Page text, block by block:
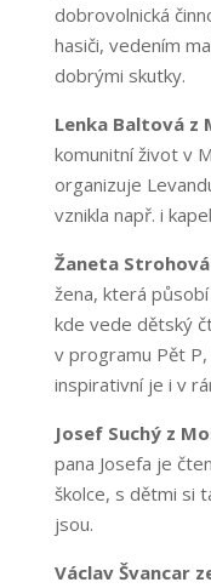
dobrovolnická
hasiči, vedením
dobrými skutky.
Lenka Baltová z
komunitní život v
organizuje
vznikla např. i
Žaneta
žena, která
kde vede dětský
v programu Pět
inspirativní je i v
Josef Suchý z
pana Josefa je
školce, s dětmi si
jsou.
Václav Švancar